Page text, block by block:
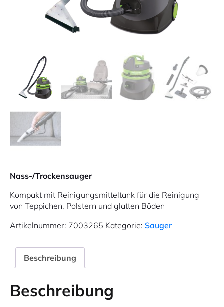
Nass-/Trockensauger
Kompakt mit Reinigungsmitteltank für die Reinigung
von Teppichen, Polstern und glatten Böden
Artikelnummer: 7003265 Kategorie: Sauger
Beschreibung
Beschreibung